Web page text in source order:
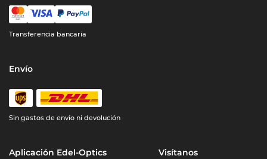
Transferencia bancaria
Envío
Sin gastos de envío ni devolución
Aplicación Edel-Optics Visítanos